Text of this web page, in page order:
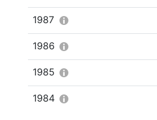
1987
1986
1985
1984